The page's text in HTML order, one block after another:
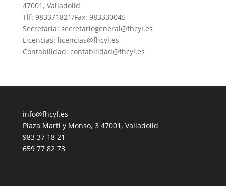
47001, Valladolid
Tlf: 983371821/Fax: 983330045
Secretaria: secretariogeneral@fhcyl.es
Licencias: licencias@fhcyl.es
Contabilidad: contabilidad@fhcyl.es
info@fhcyl.es
Plaza Martí y Monsó, 3 47001, Valladolid
983 37 18 21
659 77 82 73